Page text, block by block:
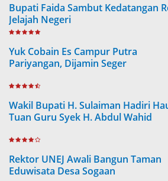
Bupati Faida Sambut Kedatangan
Jelajah Negeri
Yuk Cobain Es Campur Putra
Pariyangan, Dijamin Seger
Wakil Bupati H. Sulaiman Hadiri
Tuan Guru Syek H. Abdul Wahid
Rektor UNEJ Awali Bangun Taman
Eduwisata Desa Sogaan